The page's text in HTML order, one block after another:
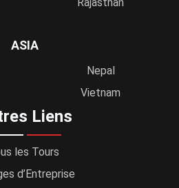
ASIA
Nepal
Vietnam
Liens
les Tours
d’Entreprise